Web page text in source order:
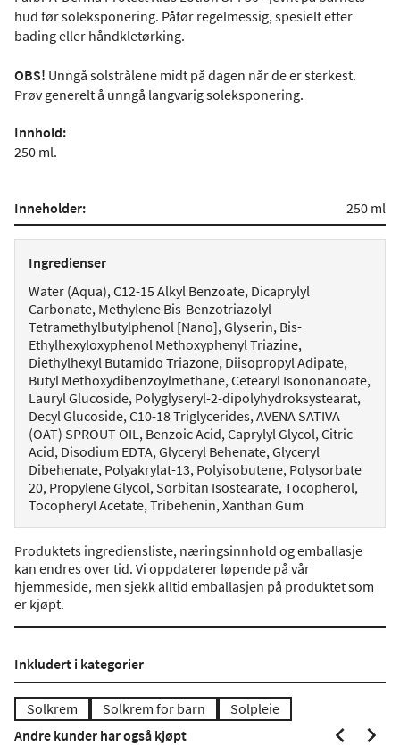
hud før soleksponering. Påfør regelmessig, spesielt etter
bading eller håndkletørking.
OBS! Unngå solstrålene midt på dagen når de er sterkest.
Prøv generelt å unngå langvarig soleksponering.
Innhold:
250 ml.
Inneholder: 250 ml
Ingredienser
Water (Aqua), C12-15 Alkyl Benzoate, Dicaprylyl
Carbonate, Methylene Bis-Benzotriazolyl
Tetramethylbutylphenol [Nano], Glyserin, Bis-
Ethylhexyloxyphenol Methoxyphenyl Triazine,
Diethylhexyl Butamido Triazone, Diisopropyl Adipate,
Butyl Methoxydibenzoylmethane, Cetearyl Isononanoate,
Lauryl Glucoside, Polyglyseryl-2-dipolyhydroksystearat,
Decyl Glucoside, C10-18 Triglycerides, AVENA SATIVA
(OAT) SPROUT OIL, Benzoic Acid, Caprylyl Glycol, Citric
Acid, Disodium EDTA, Glyceryl Behenate, Glyceryl
Dibehenate, Polyakrylat-13, Polyisobutene, Polysorbate
20​, Propylene Glycol, Sorbitan Isostearate, Tocopherol,
Tocopheryl Acetate, Tribehenin, Xanthan Gum
Produktets ingrediensliste, næringsinnhold og emballasje
kan endres over tid. Vi oppdaterer løpende på vår
hjemmeside, men sjekk alltid emballasjen på produktet som
er kjøpt.
Inkludert i kategorier
Solkrem Solkrem for barn
Solpleie
Andre kunder har også kjøpt